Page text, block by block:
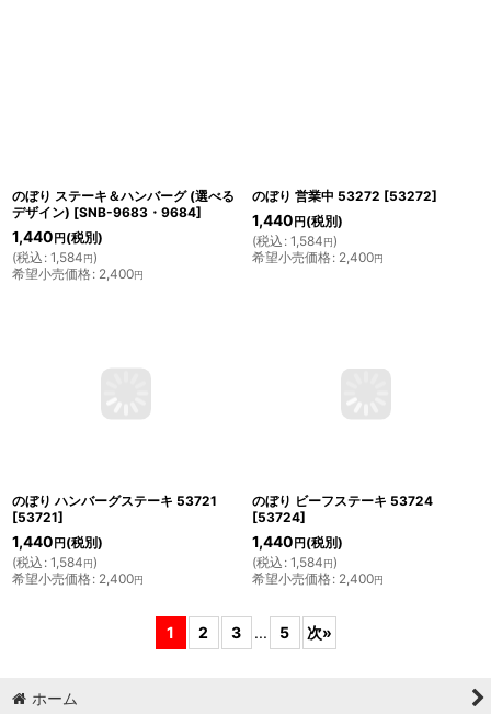
のぼり ステーキ＆ハンバーグ (選べる
デザイン) [SNB-9683・9684]
1,440 円 (税別)
(税込 : 1,584円)
希望小売価格: 2,400円
のぼり 営業中 53272 [53272]
1,440 円 (税別)
(税込 : 1,584円)
希望小売価格: 2,400円
のぼり ハンバーグステーキ 53721
[53721]
1,440 円 (税別)
(税込 : 1,584円)
希望小売価格: 2,400円
のぼり ビーフステーキ 53724
[53724]
1,440 円 (税別)
(税込 : 1,584円)
希望小売価格: 2,400円
1 2 3 ... 5 次»
ホーム